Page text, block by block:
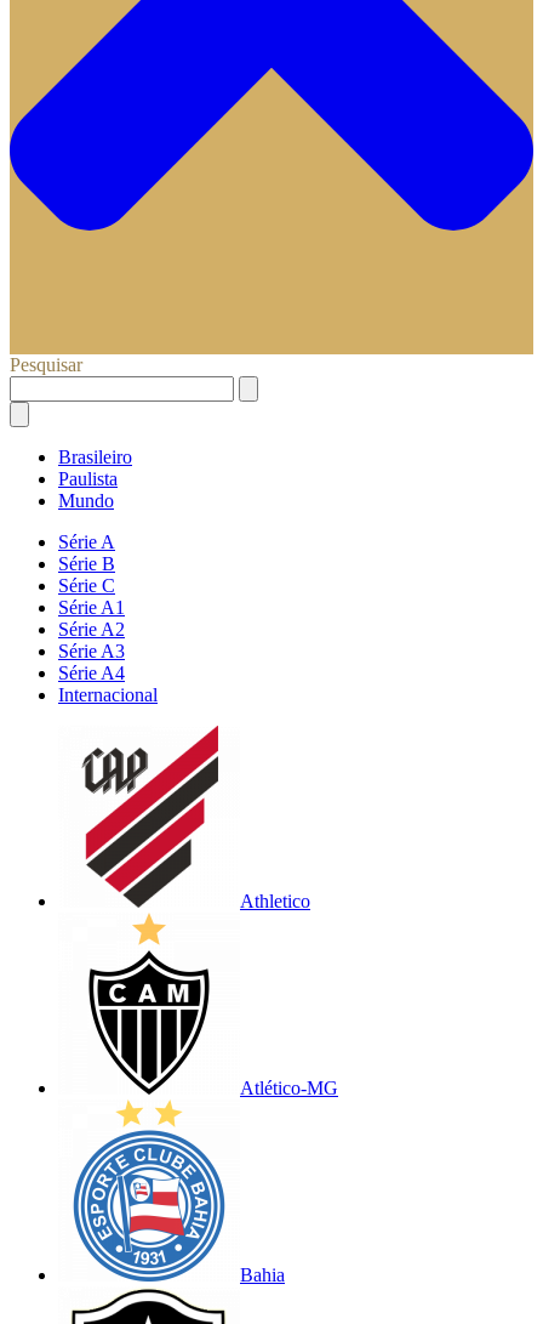
Pesquisar
Brasileiro
Paulista
Mundo
Série A
Série B
Série C
Série A1
Série A2
Série A3
Série A4
Internacional
Athletico
Atlético-MG
Bahia